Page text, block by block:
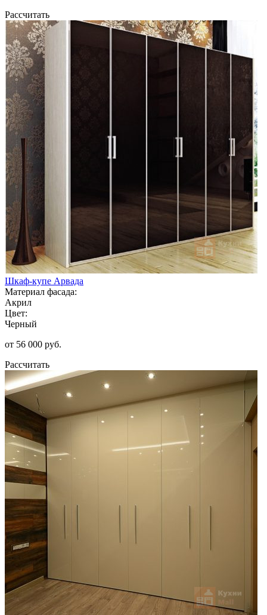
Рассчитать
Шкаф-купе Арвада
Материал фасада:
Акрил
Цвет:
Черный
от 56 000 руб.
Рассчитать